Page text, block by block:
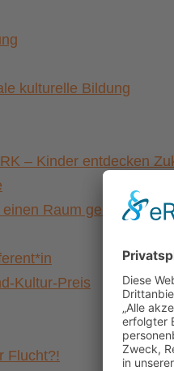
kulturelle Bildung
– Kinder entdecken
Raum geben –
Kultur-Preis
Flucht?!